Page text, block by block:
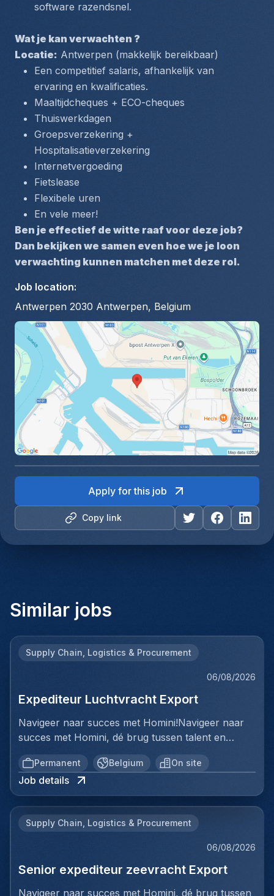
software razendsnel.
Wat je kan verwachten ?
Locatie: Antwerpen (makkelijk bereikbaar)
Een competitief salaris, afhankelijk van
ervaring en kwalificaties.
Maaltijdcheques + ECO-cheques
Thuiswerkdagen
Groepsverzekering +
Hospitalisatieverzekering
Internetvergoeding
Fietslease
Flexibele uren
En vele meer!
Ben je effectief de witte raaf voor deze job?
Dan bekijken we samen even hoe we je loon
verwachting kunnen matchen met deze rol.
Job location:
Antwerpen 2030 Antwerpen, Belgium
Copy link
Apply for this job
Similar jobs
Supply Chain, Logistics & Procurement
06/08/2026
Expediteur Luchtvracht Export
Navigeer naar succes met Homini!Navigeer naar
succes met Homini, dé brug tussen talent en
uitmuntende opportuniteiten binnen de
arbeidsmarkt. Als voorloper in wervingsdiensten,
matchen we toptalent met topbedrijven in diverse
sectoren. Met onze expertise en toewijding streven
plaatsingen. Bij Homini staat elk individu centraal;
ons team Logistiek & Distributie zoeken we een
Expediteur Luchtvracht Export voor een
Permanent Belgium On site
Job details
Supply Chain, Logistics & Procurement
06/08/2026
Senior expediteur zeevracht Export
Navigeer naar succes met Homini, dé brug tussen